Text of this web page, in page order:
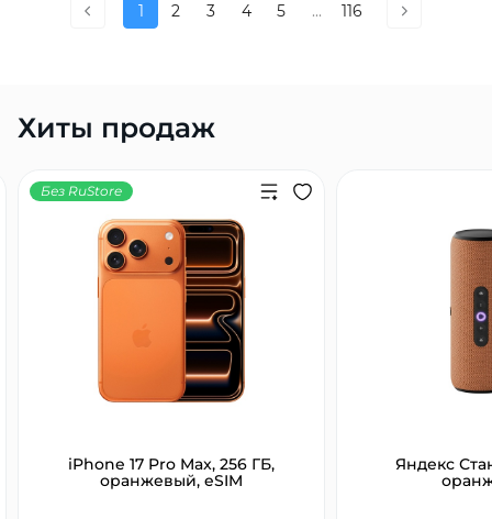
1 2 3 4 5 ... 116
Хиты продаж
Без RuStore
iPhone 17 Pro Max, 256 ГБ,
оранжевый, eSIM
Яндекс